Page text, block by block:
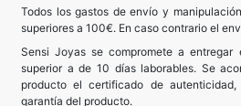
Todos los gastos de envío y
superiores a 100€. En caso contrario el
Sensi Joyas se compromete a
superior a de 10 días laborables. Se
producto el certificado de
garantía del producto.